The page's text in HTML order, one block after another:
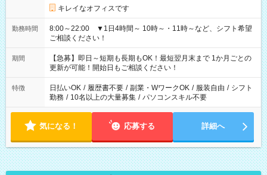
キレイなオフィスです
勤務時間
8:00～22:00 ▼1日4時間～ 10時～・11時～など、シフト希望
ご相談ください！
期間
【急募】即日～短期も長期もOK！最短翌月末まで 1か月ごとの
更新が可能！開始日もご相談ください！
特徴 日払いOK / 履歴書不要 / 副業・WワークOK / 服装自由 / シフト
勤務 / 10名以上の大量募集 / パソコンスキル不要
気になる！ 応募する 詳細へ